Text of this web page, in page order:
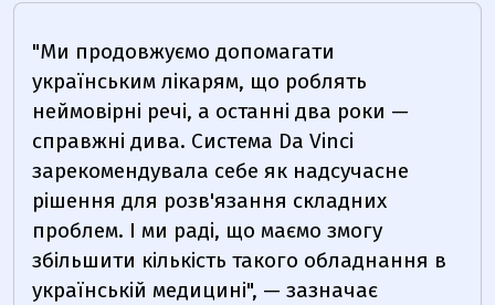
"Ми продовжуємо допомагати
українським лікарям, що роблять
неймовірні речі, а останні два роки —
справжні дива. Система Da Vinci
зарекомендувала себе як надсучасне
рішення для розв'язання складних
проблем. І ми раді, що маємо змогу
збільшити кількість такого обладнання в
українській медицині", — зазначає